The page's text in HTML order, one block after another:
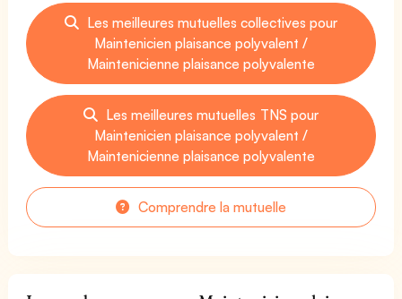
Les meilleures mutuelles collectives pour
Maintenicien plaisance polyvalent /
Maintenicienne plaisance polyvalente
Les meilleures mutuelles TNS pour
Maintenicien plaisance polyvalent /
Maintenicienne plaisance polyvalente
Comprendre la mutuelle